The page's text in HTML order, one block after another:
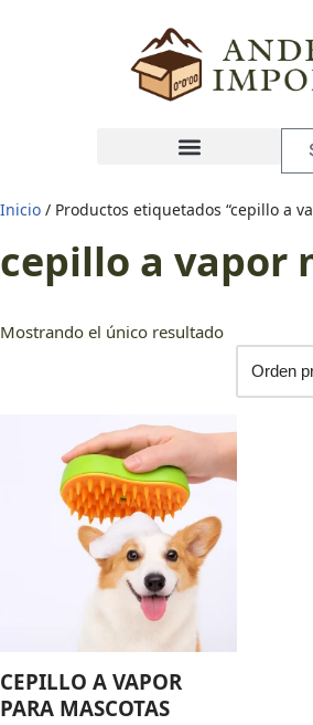
Inicio / Productos etiquetados “cepillo a
cepillo a vapor
Mostrando el único resultado
CEPILLO A VAPOR
PARA MASCOTAS